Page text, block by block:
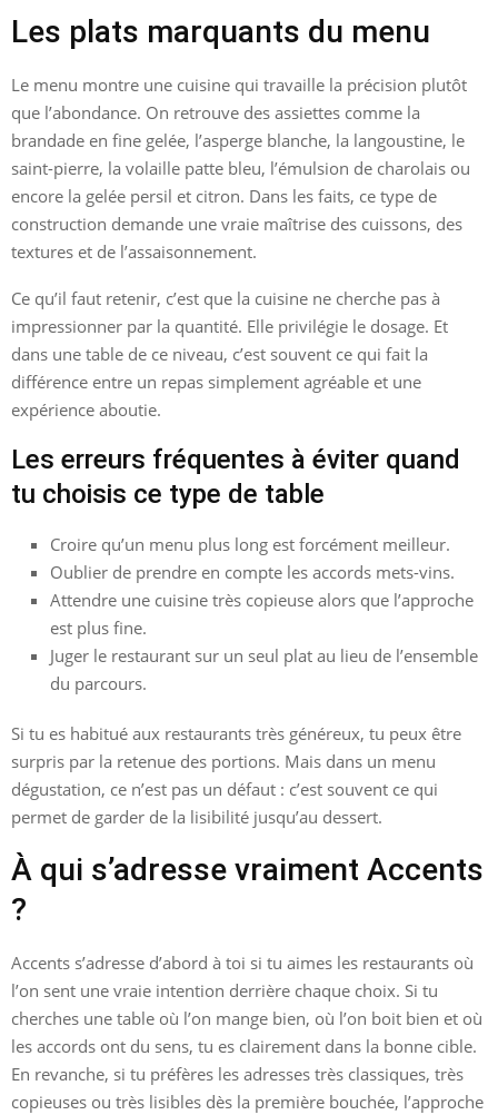
Les plats marquants du menu
Le menu montre une cuisine qui travaille la précision plutôt
que l’abondance. On retrouve des assiettes comme la
brandade en fine gelée, l’asperge blanche, la langoustine, le
saint-pierre, la volaille patte bleu, l’émulsion de charolais ou
encore la gelée persil et citron. Dans les faits, ce type de
construction demande une vraie maîtrise des cuissons, des
textures et de l’assaisonnement.
Ce qu’il faut retenir, c’est que la cuisine ne cherche pas à
impressionner par la quantité. Elle privilégie le dosage. Et
dans une table de ce niveau, c’est souvent ce qui fait la
différence entre un repas simplement agréable et une
expérience aboutie.
Les erreurs fréquentes à éviter quand
tu choisis ce type de table
Croire qu’un menu plus long est forcément meilleur.
Oublier de prendre en compte les accords mets-vins.
Attendre une cuisine très copieuse alors que l’approche
est plus fine.
Juger le restaurant sur un seul plat au lieu de l’ensemble
du parcours.
Si tu es habitué aux restaurants très généreux, tu peux être
surpris par la retenue des portions. Mais dans un menu
dégustation, ce n’est pas un défaut : c’est souvent ce qui
permet de garder de la lisibilité jusqu’au dessert.
À qui s’adresse vraiment Accents
?
Accents s’adresse d’abord à toi si tu aimes les restaurants où
l’on sent une vraie intention derrière chaque choix. Si tu
cherches une table où l’on mange bien, où l’on boit bien et où
les accords ont du sens, tu es clairement dans la bonne cible.
En revanche, si tu préfères les adresses très classiques, très
copieuses ou très lisibles dès la première bouchée, l’approche